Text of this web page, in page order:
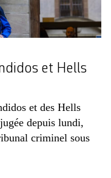
et Hells
et des Hells
depuis lundi,
criminel sous